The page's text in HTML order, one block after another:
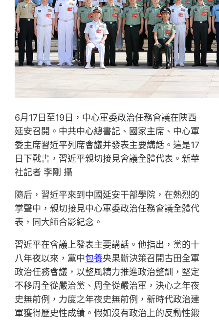
6月17日至19日，中心軍委政治任務會議在陜西
延安召開。中共中心總書記、國家主席、中心軍
委主席習近平列席會議并發表主要講話。這是17
日下戰書，習近平親切接見會議全體代表。新華
社記者 李剛 攝
隨后，習近平來到中國延安干部學院，在熱烈的
掌聲中，親切接見中心軍委政治任務會議全體代
表，同大師合影紀念。
習近平在會議上發表主要講話。他指出，黨的十
八年夜以來，黨中包養央果斷決策召開古田全軍
政治任務會議，以整風精力推進政治整訓，堅定
不移周全從嚴治黨、周全從嚴治軍，決心之年夜
史無前例，力度之年夜史無前例，新時代政治建
軍獲得歷史性成績。假如沒有政治上的反動性鍛